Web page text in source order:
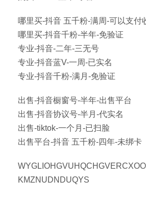
哪里买-抖音 五千粉-满周-可以支付
哪里买-抖音千粉-半年-免验证
专业-抖音-二年-三无号
专业-抖音蓝V-一周-已实名
专业-抖音千粉-满月-免验证
出售-抖音橱窗号-半年-出售平台
出售-抖音协议号-半月-代实名
出售-tiktok-一个月-已扫脸
出售平台-抖音 五千粉-四年-未绑卡
KMZNUDNDUQYS